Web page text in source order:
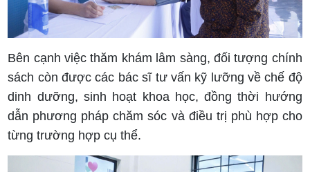
Bên cạnh việc thăm khám lâm sàng, đối tượng chính
sách còn được các bác sĩ tư vấn kỹ lưỡng về chế độ
dinh dưỡng, sinh hoạt khoa học, đồng thời hướng
dẫn phương pháp chăm sóc và điều trị phù hợp cho
từng trường hợp cụ thể.